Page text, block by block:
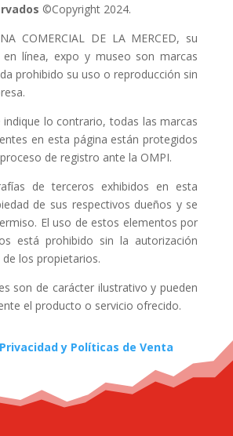
©Copyright 2024.
COMERCIAL DE LA MERCED, su
línea, expo y museo son marcas
prohibido su uso o reproducción sin
lo contrario, todas las marcas
en esta página están protegidos
de registro ante la OMPI.
de terceros exhibidos en esta
de sus respectivos dueños y se
El uso de estos elementos por
está prohibido sin la autorización
los propietarios.
son de carácter ilustrativo y pueden
el producto o servicio ofrecido.
y Políticas de Venta